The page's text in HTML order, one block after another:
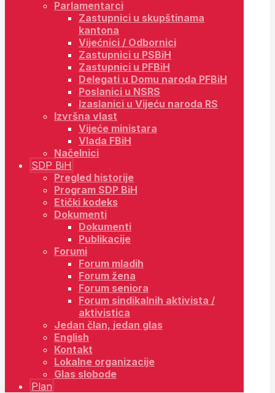
Parlamentarci
Zastupnici u skupštinama
kantona
Vijećnici / Odbornici
Zastupnici u PSBiH
Zastupnici u PFBiH
Delegati u Domu naroda PFBiH
Poslanici u NSRS
Izaslanici u Vijeću naroda RS
Izvršna vlast
Vijeće ministara
Vlada FBiH
Načelnici
SDP BiH
Pregled historije
Program SDP BiH
Etički kodeks
Dokumenti
Dokumenti
Publikacije
Forumi
Forum mladih
Forum žena
Forum seniora
Forum sindikalnih aktivista /
aktivistica
Jedan član, jedan glas
English
Kontakt
Lokalne organizacije
Glas slobode
Plan